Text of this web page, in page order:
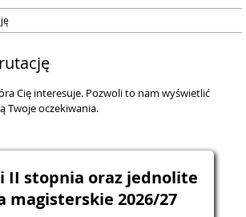
Cię interesuje. Pozwoli to nam wyświetlić
Twoje oczekiwania.
II stopnia oraz jednolite
magisterskie 2026/27